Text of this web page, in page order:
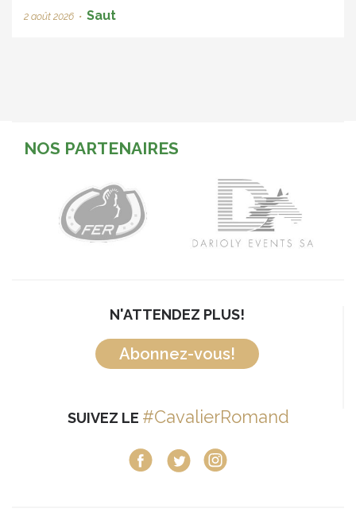
2 août 2026 • Saut
NOS PARTENAIRES
N'ATTENDEZ PLUS!
Abonnez-vous!
SUIVEZ LE #CavalierRomand